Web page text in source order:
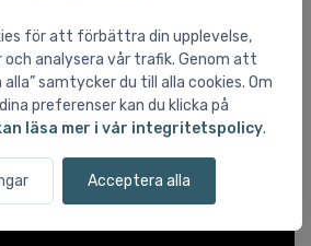
för att förbättra din upplevelse,
och analysera vår trafik. Genom att
alla” samtycker du till alla cookies. Om
preferenser kan du klicka på
läsa mer i vår integritetspolicy.
Acceptera alla